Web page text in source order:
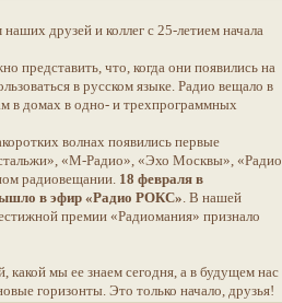
друзей и коллег с 25-летием начала
представить, что, когда они появились на
в русском языке. Радио вещало в
домах в одно- и трехпрограммных
волнах появились первые
«М-Радио», «Эхо Москвы», «Радио
радиовещании. 18 февраля в
в эфир «Радио РОКС». В нашей
премии «Радиомания» признало
какой мы ее знаем сегодня, а в будущем нас
горизонты. Это только начало, друзья!